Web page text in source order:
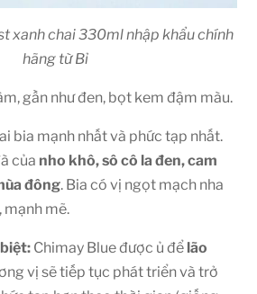
xanh chai 330ml nhập khẩu chính
hãng từ Bỉ
gần như đen, bọt kem đậm màu.
bia mạnh nhất và phức tạp nhất.
của nho khô, sô cô la đen, cam
đông. Bia có vị ngọt mạch nha
mạnh mẽ.
Chimay Blue được ủ để lão
vị sẽ tiếp tục phát triển và trở